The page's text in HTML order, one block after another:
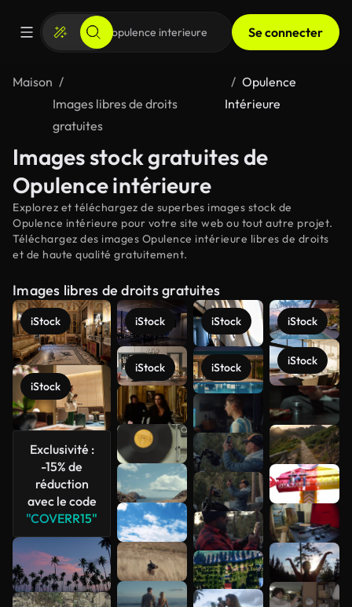
Se connecter
Maison
Images libres de droits
gratuites
Opulence
Intérieure
Images stock gratuites de
Opulence intérieure
Explorez et téléchargez de superbes images stock de
Opulence intérieure pour votre site web ou tout autre projet.
Téléchargez des images Opulence intérieure libres de droits
et de haute qualité gratuitement.
Images libres de droits gratuites
iStock
iStock
Exclusivité :
-15% de
réduction
avec le code
"COVERR15"
iStock
iStock
iStock
iStock
iStock
iStock
Voir plus